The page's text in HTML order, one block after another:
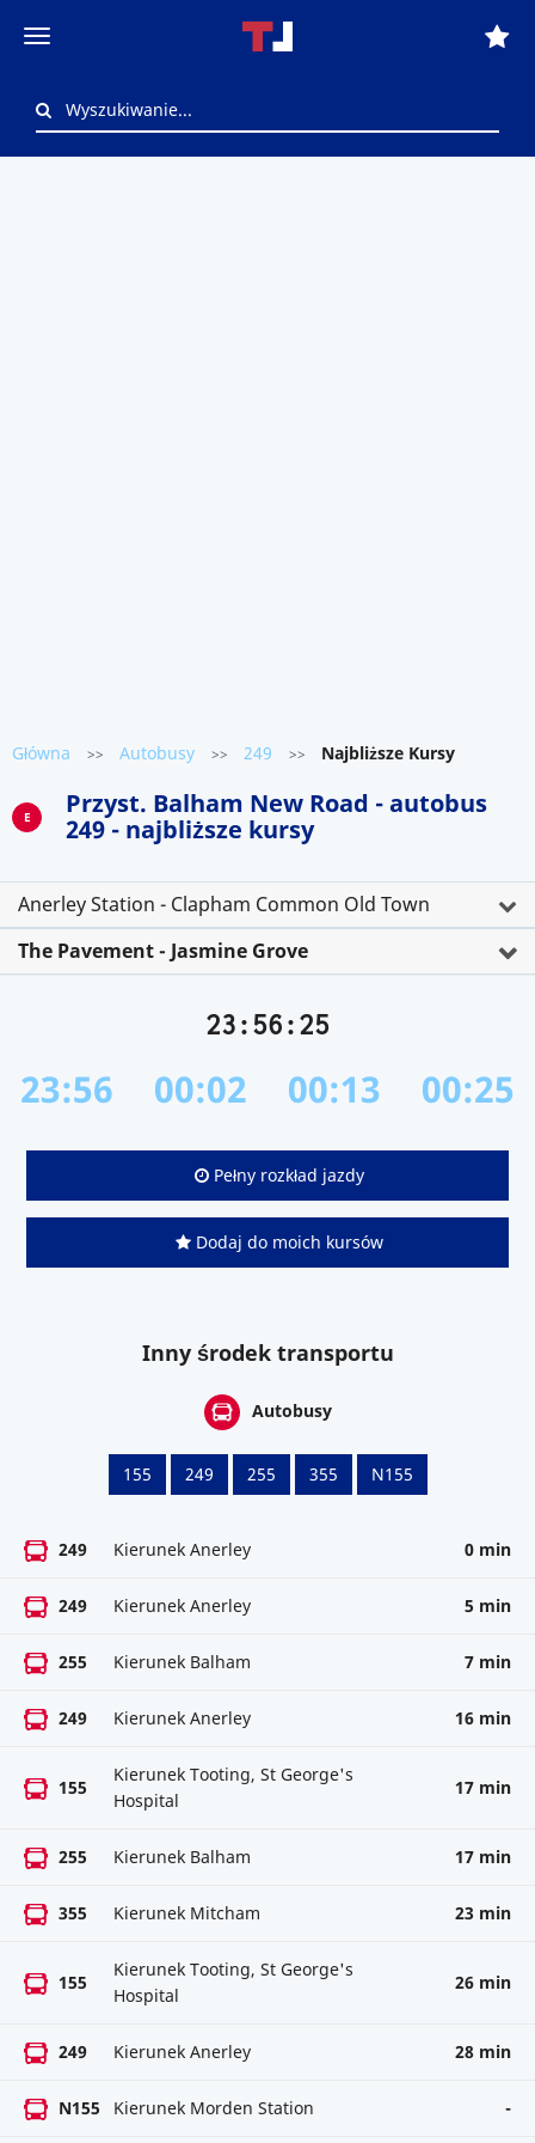
Główna >> Autobusy >> 249 >> Najbliższe Kursy
E
Przyst. Balham New Road - autobus
249 - najbliższe kursy
Anerley Station - Clapham Common Old Town
The Pavement - Jasmine Grove
23:56:25
23:56 00:02 00:13 00:25
Pełny rozkład jazdy
Dodaj do moich kursów
Inny środek transportu
Autobusy
155 249 255 355 N155
249 Kierunek Anerley 0 min
249 Kierunek Anerley 5 min
255 Kierunek Balham 7 min
249 Kierunek Anerley 16 min
155
Kierunek Tooting, St George's
Hospital
17 min
255 Kierunek Balham 17 min
355 Kierunek Mitcham 23 min
155
Kierunek Tooting, St George's
Hospital
26 min
249 Kierunek Anerley 28 min
N155 Kierunek Morden Station -